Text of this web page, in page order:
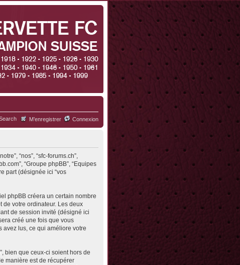
M’enregistrer Connexion
“nos”, “sfc-forums.ch”,
“Groupe phpBB”, “Equipes
part (désignée ici “vos
phpBB créera un certain nombre
de votre ordinateur. Les deux
de session invité (désigné ici
créé une fois que vous
avez lus, ce qui améliore votre
bien que ceux-ci soient hors de
manière est de récupérer